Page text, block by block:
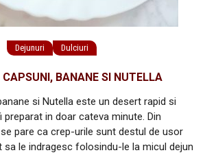
Dejunuri Dulciuri
CAPSUNI, BANANE SI NUTELLA
si Nutella este un desert rapid si
in doar cateva minute. Din
pare ca crep-urile sunt destul de usor
le indragesc folosindu-le la micul dejun